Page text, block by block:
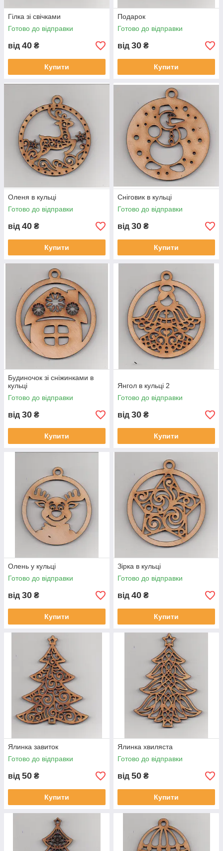
Гілка зі свічками
Готово до відправки
від 40 ₴
Купити
Подарок
Готово до відправки
від 30 ₴
Купити
Оленя в кульці
Готово до відправки
від 40 ₴
Купити
Сніговик в кульці
Готово до відправки
від 30 ₴
Купити
Будиночок зі сніжинками в
кульці
Готово до відправки
від 30 ₴
Купити
Янгол в кульці 2
Готово до відправки
від 30 ₴
Купити
Олень у кульці
Готово до відправки
від 30 ₴
Купити
Зірка в кульці
Готово до відправки
від 40 ₴
Купити
Ялинка завиток
Готово до відправки
від 50 ₴
Купити
Ялинка хвиляста
Готово до відправки
від 50 ₴
Купити